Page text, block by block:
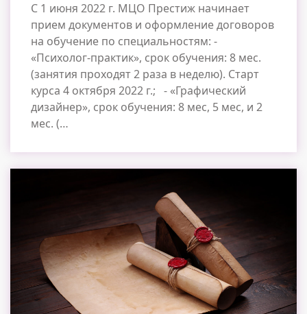
С 1 июня 2022 г. МЦО Престиж начинает
прием документов и оформление договоров
на обучение по специальностям: -
«Психолог-практик», срок обучения: 8 мес.
(занятия проходят 2 раза в неделю). Старт
курса 4 октября 2022 г.; - «Графический
дизайнер», срок обучения: 8 мес, 5 мес, и 2
мес. (…